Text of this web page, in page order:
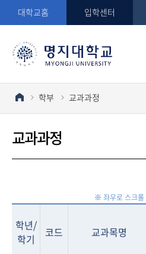
대학교홈 입학센터
학부 교과과정
교과과정
학년/
학기
코드 교과목명